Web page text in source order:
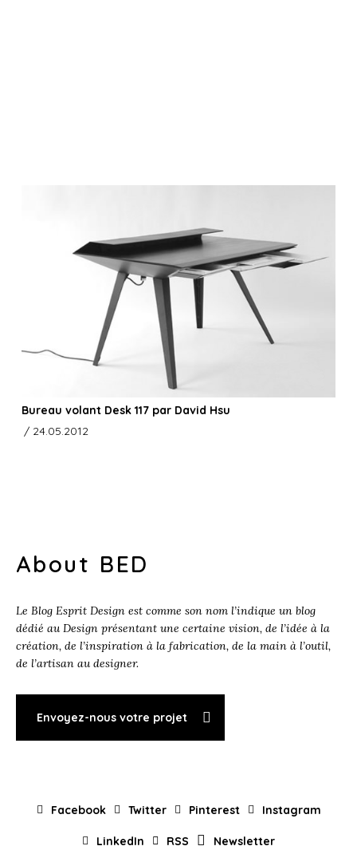
Bureau volant Desk 117 par David Hsu
/ 24.05.2012
About BED
Le Blog Esprit Design est comme son nom l’indique un blog
dédié au Design présentant une certaine vision, de l’idée à la
création, de l’inspiration à la fabrication, de la main à l’outil,
de l’artisan au designer.
Envoyez-nous votre projet
Facebook Twitter Pinterest Instagram
LinkedIn RSS Newsletter